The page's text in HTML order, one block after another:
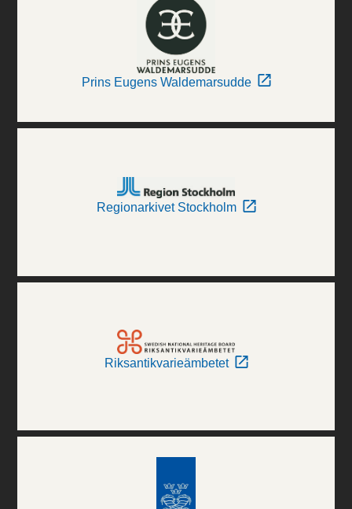
Prins Eugens Waldemarsudde
Regionarkivet Stockholm
Riksantikvarieämbetet